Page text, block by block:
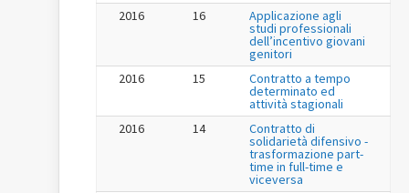
2016
16 Applicazione agli
studi professionali
dell’incentivo giovani
genitori
2016
15 Contratto a tempo
determinato ed
attività stagionali
2016
14 Contratto di
solidarietà difensivo -
trasformazione part-
time in full-time e
viceversa